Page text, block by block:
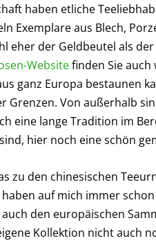
haben etliche
Exemplare aus Blech,
eher der Geldbeutel als
Websitefinden Sie auch
ganz Europa bestaunen
Grenzen. Von außerhalb
eine lange Tradition im
hier noch eine schön
zu den chinesischen
auf mich immer
den europäischen
Kollektion nicht auch